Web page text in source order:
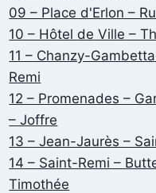
09 – Place d'Erlon –
10 – Hôtel de Ville –
11 – Chanzy-
Remi
12 – Promenades –
– Joffre
13 – Jean-Jaurès –
14 – Saint-Remi –
Timothée